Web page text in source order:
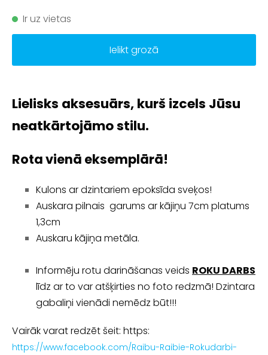
Ir uz vietas
Ielikt grozā
Lielisks aksesuārs, kurš izcels Jūsu
neatkārtojāmo stilu.
Rota vienā eksemplārā!
Kulons ar dzintariem epoksīda sveķos!
Auskara pilnais garums ar kājiņu 7cm platums
1,3cm
Auskaru kājiņa metāla.
Informēju rotu darināšanas veids ROKU DARBS
līdz ar to var atšķirties no foto redzmā! Dzintara
gabaliņi vienādi nemēdz būt!!!
Vairāk varat redzēt šeit: https:
https://www.facebook.com/Raibu-Raibie-Rokudarbi-